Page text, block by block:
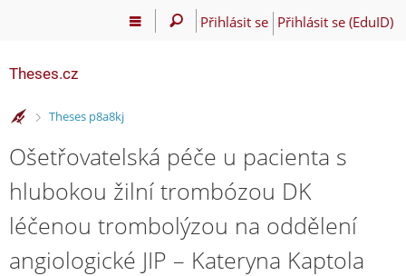
Přihlásit se Přihlásit se (EduID)
Theses.cz
>
Theses p8a8kj
Ošetřovatelská péče u pacienta s
hlubokou žilní trombózou DK
léčenou trombolýzou na oddělení
angiologické JIP – Kateryna Kaptola